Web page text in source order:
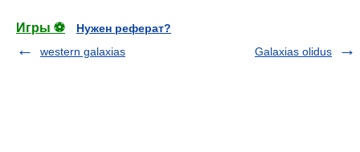
Игры ⚽
Нужен реферат?
western galaxias
Galaxias olidus